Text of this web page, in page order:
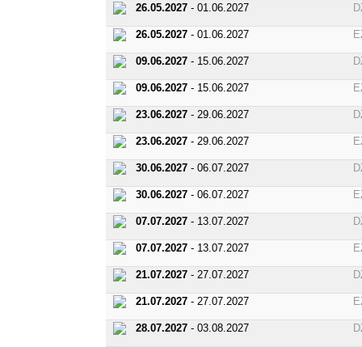
26.05.2027- 01.06.2027
26.05.2027- 01.06.2027
09.06.2027- 15.06.2027
09.06.2027- 15.06.2027
23.06.2027- 29.06.2027
23.06.2027- 29.06.2027
30.06.2027- 06.07.2027
30.06.2027- 06.07.2027
07.07.2027- 13.07.2027
07.07.2027- 13.07.2027
21.07.2027- 27.07.2027
21.07.2027- 27.07.2027
28.07.2027- 03.08.2027